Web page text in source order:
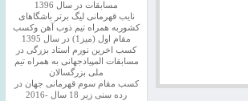
مسابقات در سال 1396
نایب قهرمانی لیگ برتر باشگاهای
کشوربه همراه تیم ذوب آهن وکسب
مقام اول (میز1) در سال 1395
کسب اخرین نورم استاد بزرگی در
مسابقات المپیادجهانی به همراه تیم
ملی بزرگسالان
کسب مقام سوم قهرمانی جهان در
رده سنی زیر 18 سال -2016